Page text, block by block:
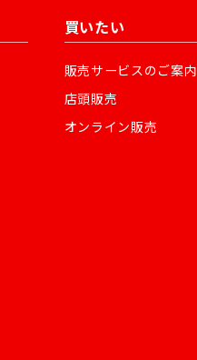
買いたい
販売サービスのご案内
店頭販売
オンライン販売